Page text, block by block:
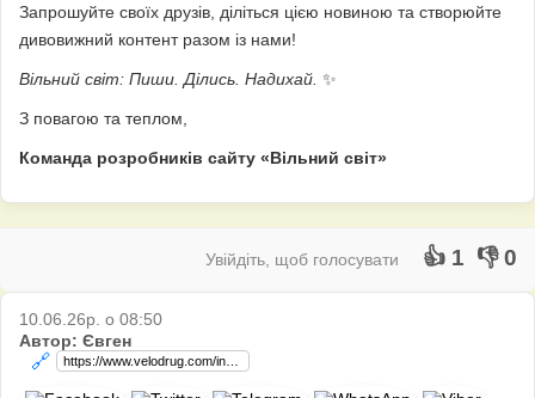
Запрошуйте своїх друзів, діліться цією новиною та створюйте
дивовижний контент разом із нами!
Вільний світ: Пиши. Ділись. Надихай. ✨
З повагою та теплом,
Команда розробників сайту «Вільний світ»
Увійдіть, щоб голосувати 👍 1 👎 0
10.06.26р. о 08:50
Автор: Євген
🔗